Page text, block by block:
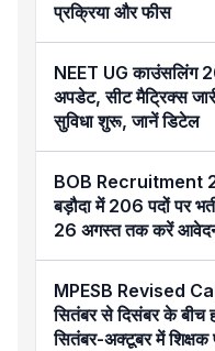
प्रक्रिया और फीस
NEET UG काउंसलिंग
अपडेट, सीट मैट्रिक्स
सुविधा शुरू, जानें डिटेल
BOB Recruitment
बड़ौदा में 206 पदों पर भर्ती, सैलरी 1 लाख तक,
26 अगस्त तक करें
MPESB Revised
सितंबर से दिसंबर के बीच
सितंबर-अक्टूबर में शिक्षक